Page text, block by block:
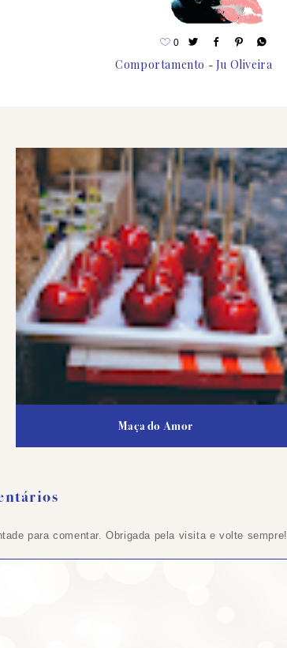
0
Comportamento Ju Oliveira
Maça do Amor
para comentar. Obrigada pela visita e volte sempre!